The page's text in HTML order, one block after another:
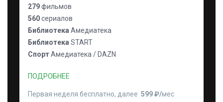
279фильмов
560сериалов
Библиотека Амедиатека
Библиотека START
СпортАмедиатека / DAZN
ПОДРОБНЕЕ
Первая неделя бесплатно, далее 599 ₽⁠/⁠мес